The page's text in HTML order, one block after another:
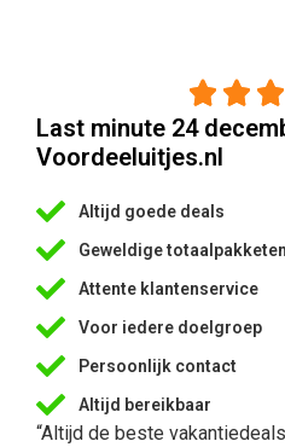
  
Last minute 24
Voordeeluitjes.nl
Altijd goede deals
Geweldige totaalpakketen
Attente klantenservice
Voor iedere doelgroep
Persoonlijk contact
Altijd bereikbaar
“Altijd de beste